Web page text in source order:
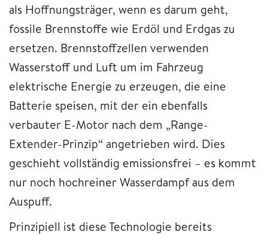
als Hoffnungsträger, wenn es darum geht,
fossile Brennstoffe wie Erdöl und Erdgas zu
ersetzen. Brennstoffzellen verwenden
Wasserstoff und Luft um im Fahrzeug
elektrische Energie zu erzeugen, die eine
Batterie speisen, mit der ein ebenfalls
verbauter E-Motor nach dem „Range-
Extender-Prinzip“ angetrieben wird. Dies
geschieht vollständig emissionsfrei – es kommt
nur noch hochreiner Wasserdampf aus dem
Auspuff.
Prinzipiell ist diese Technologie bereits